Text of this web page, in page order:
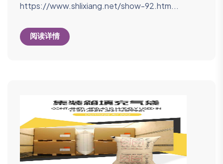
https://www.shlixiang.net/show-92.htm...
阅读详情